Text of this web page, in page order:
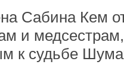
Сабина Кем
и
к судьбе